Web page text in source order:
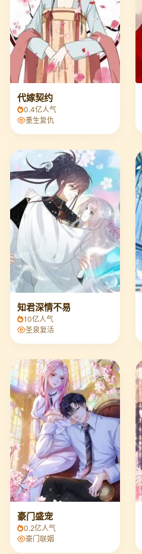
代嫁契约
0.4亿人气
重生复仇
知君深情不易
10亿人气
圣泉复活
豪门盛宠
0.2亿人气
豪门联姻